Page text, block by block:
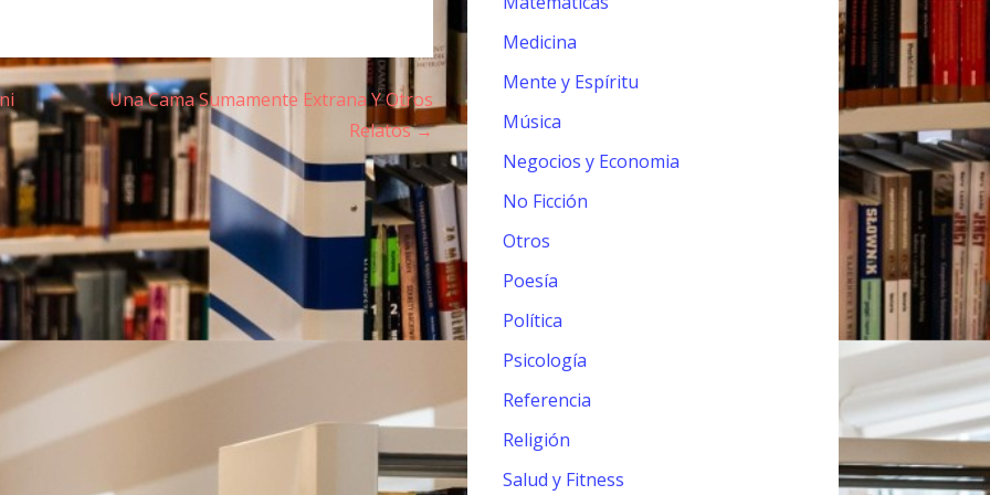
Una Cama Sumamente Extrana Y Otros
Relatos →
Medicina
Mente y Espíritu
Música
Negocios y Economia
No Ficción
Otros
Poesía
Política
Psicología
Referencia
Religión
Salud y Fitness